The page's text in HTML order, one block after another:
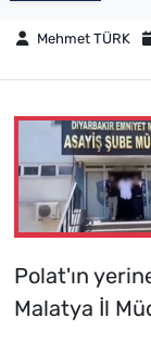
Mehmet TÜRK
Polat'ın
Malatya İl